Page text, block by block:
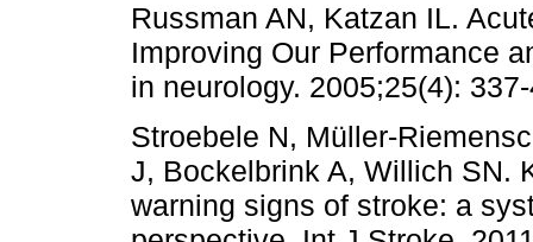
Russman AN, Katzan IL.
Improving Our Performance
in neurology. 2005;25(4):
Stroebele N, Müller-
J, Bockelbrink A, Willich SN.
warning signs of stroke: a